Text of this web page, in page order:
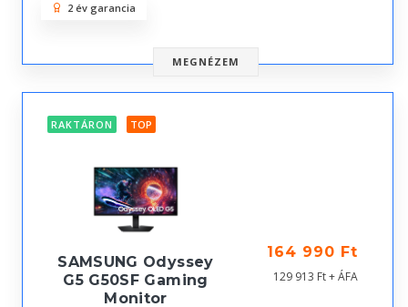
2 év garancia
MEGNÉZEM
RAKTÁRON TOP
SAMSUNG Odyssey
G5 G50SF Gaming
Monitor
164 990 Ft
129 913 Ft + ÁFA